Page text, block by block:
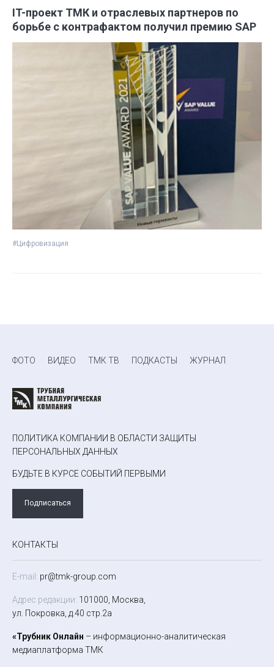
IT-проект ТМК и отраслевых партнеров по
борьбе с контрафактом получил премию SAP
#Цифровизация
ФОТО ВИДЕО ТМК ТВ ПОДКАСТЫ ЖУРНАЛ
ПОЛИТИКА КОМПАНИИ В ОБЛАСТИ ЗАЩИТЫ
ПЕРСОНАЛЬНЫХ ДАННЫХ
БУДЬТЕ В КУРСЕ СОБЫТИЙ ПЕРВЫМИ
Подписаться
КОНТАКТЫ
E-mail: pr@tmk-group.com
Адрес редакции: 101000, Москва,
ул. Покровка, д.40 стр.2а
«Трубник Онлайн – информационно-аналитическая
медиаплатформа ТМК